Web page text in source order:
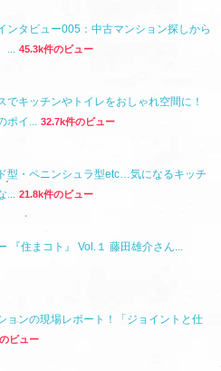
ンタビュー005：中古マンション探しから
45.3k件のビュー
でキッチンやトイレをおしゃれ空間に！
イ...
32.7k件のビュー
型・ペニンシュラ型etc…気になるキッチ
21.8k件のビュー
『住まコト』 Vol.１ 藤田雄介さん...
ョンの現場レポート！「ジョイントと仕
ビュー